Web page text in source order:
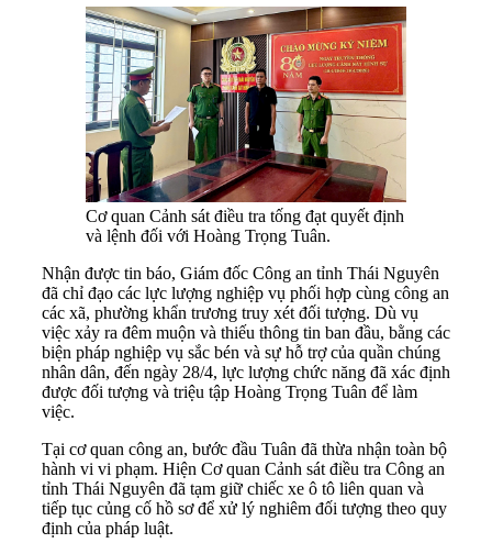
Cơ quan Cảnh sát điều tra tống đạt quyết định
và lệnh đối với Hoàng Trọng Tuân.
Nhận được tin báo, Giám đốc Công an tỉnh Thái Nguyên
đã chỉ đạo các lực lượng nghiệp vụ phối hợp cùng công an
các xã, phường khẩn trương truy xét đối tượng. Dù vụ
việc xảy ra đêm muộn và thiếu thông tin ban đầu, bằng các
biện pháp nghiệp vụ sắc bén và sự hỗ trợ của quần chúng
nhân dân, đến ngày 28/4, lực lượng chức năng đã xác định
được đối tượng và triệu tập Hoàng Trọng Tuân để làm
việc.
Tại cơ quan công an, bước đầu Tuân đã thừa nhận toàn bộ
hành vi vi phạm. Hiện Cơ quan Cảnh sát điều tra Công an
tỉnh Thái Nguyên đã tạm giữ chiếc xe ô tô liên quan và
tiếp tục củng cố hồ sơ để xử lý nghiêm đối tượng theo quy
định của pháp luật.